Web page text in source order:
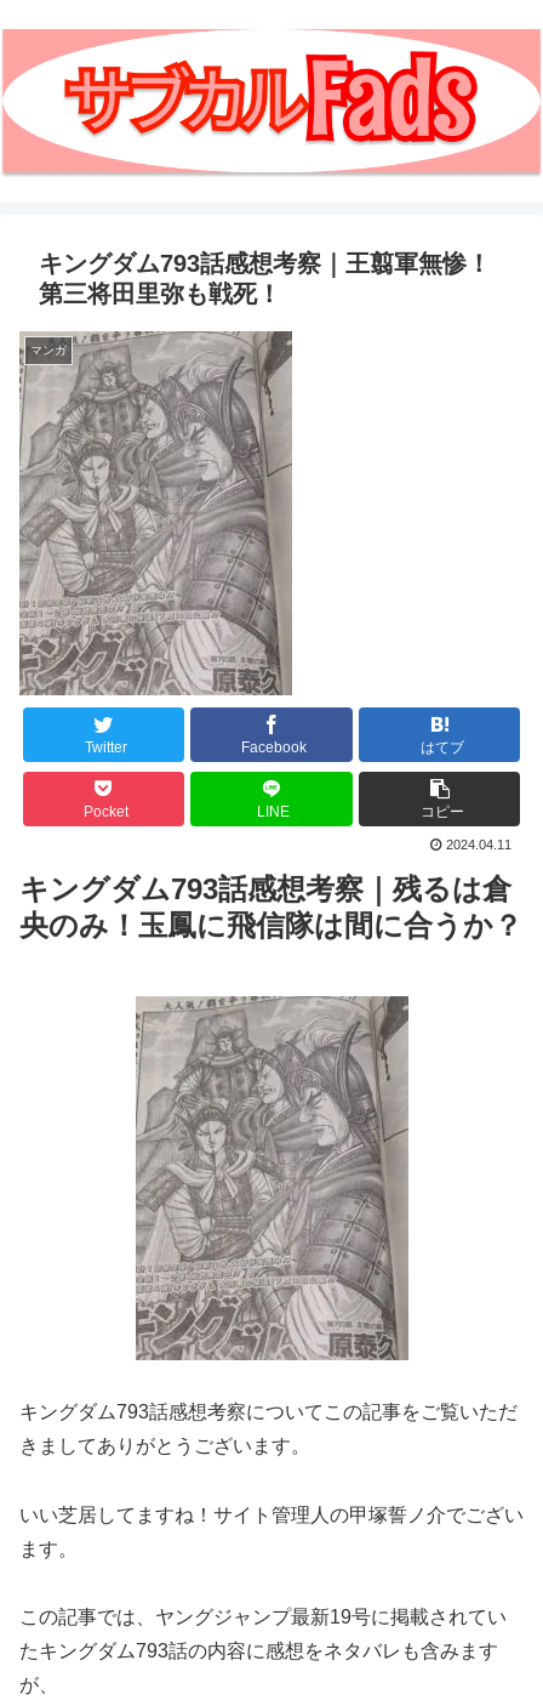
キングダム793話感想考察｜王翦軍無惨！
第三将田里弥も戦死！
マンガ
Twitter Facebook はてブ
Pocket LINE コピー
2024.04.11
キングダム793話感想考察｜残るは倉
央のみ！玉鳳に飛信隊は間に合うか？
キングダム793話感想考察についてこの記事をご覧いただ
きましてありがとうございます。
いい芝居してますね！サイト管理人の甲塚誓ノ介でござい
ます。
この記事では、ヤングジャンプ最新19号に掲載されてい
たキングダム793話の内容に感想をネタバレも含みます
が、